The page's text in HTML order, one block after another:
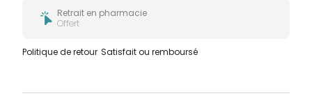
Retrait en pharmacie
Offert
Politique de retour Satisfait ou remboursé